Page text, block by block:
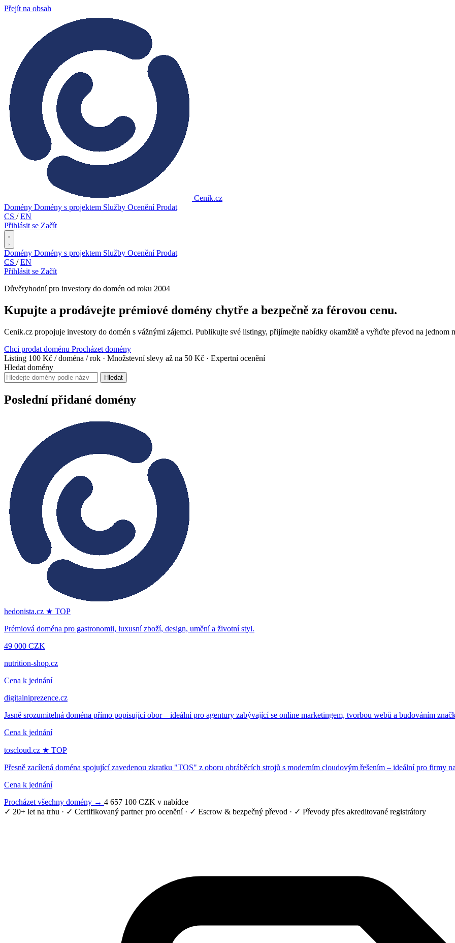
Přejít na obsah
Cenik.cz
Domény Domény s projektem Služby OceněníProdat
CS / EN
Přihlásit se Začít
Domény Domény s projektem Služby OceněníProdat
CS / EN
Přihlásit se Začít
Důvěryhodní pro investory do domén od roku 2004
Kupujte a prodávejte prémiové domény chytře a bezpečně za férovou cenu.
Cenik.cz propojuje investory do domén s vážnými zájemci. Publikujte své listingy, přijímejte nabídky okamžitě a vyřiďte převod na jednom
Chci prodat doménu Procházet domény
Listing 100 Kč / doména / rok · Množstevní slevy až na 50 Kč · Expertní ocenění
Hledat domény
Hledat
Poslední přidané domény
hedonista.cz ★ TOP
Prémiová doména pro gastronomii, luxusní zboží, design, umění a životní styl.
49 000 CZK
nutrition-shop.cz
Cena k jednání
digitalniprezence.cz
Jasně srozumitelná doména přímo popisující obor – ideální pro agentury zabývající se online marketingem, tvorbou webů a budováním
Cena k jednání
toscloud.cz ★ TOP
Přesně zacílená doména spojující zavedenou zkratku "TOS" z oboru obráběcích strojů s moderním cloudovým řešením – ideální pro firmy
Cena k jednání
Procházet všechny domény → 4 657 100 CZK v nabídce
✓ 20+ let na trhu · ✓ Certifikovaný partner pro ocenění · ✓ Escrow & bezpečný převod · ✓ Převody přes akreditované registrátory